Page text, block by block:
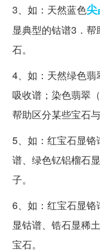
3、如：天然蓝色
显典型的钴谱3．
石。
4、如：天然绿色
吸收谱；染色翡翠
帮助区分某些宝石与
5、如：红宝石显
谱、绿色钇铝榴石
子。
6、如：红宝石显
显钴谱、锆石显稀
宝石。